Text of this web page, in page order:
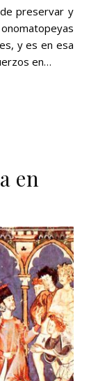
preservar y
y es en esa
en…
en